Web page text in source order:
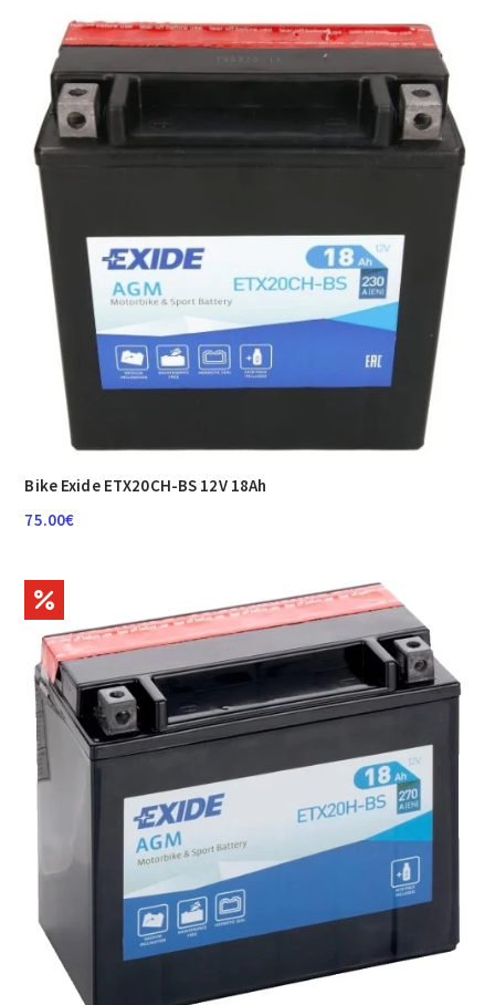
Bike Exide ETX20CH-BS 12V 18Ah
75.00€